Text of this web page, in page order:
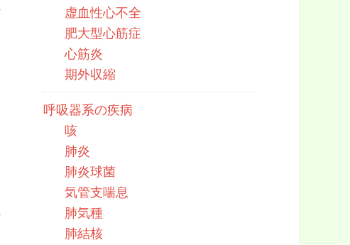
虚血性心不全
肥大型心筋症
心筋炎
期外収縮
呼吸器系の疾病
咳
肺炎
肺炎球菌
気管支喘息
肺気種
肺結核